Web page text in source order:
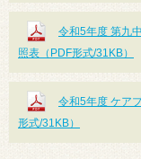
令和5年度 第九
照表（PDF形式/31KB）
令和5年度 ケア
形式/31KB）